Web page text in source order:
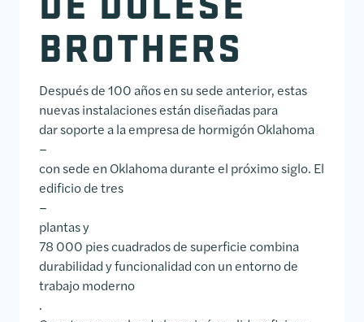
BROTHERS
Después de 100 años en su sede anterior, estas
nuevas instalaciones están diseñadas para
dar soporte a la empresa de hormigón Oklahoma
–
con sede en Oklahoma durante el próximo siglo. El
edificio de tres
–
plantas y
78 000 pies cuadrados de superficie combina
durabilidad y funcionalidad con un entorno de
trabajo moderno
.